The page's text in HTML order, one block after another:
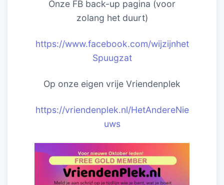
Onze FB back-up pagina (voor
zolang het duurt)
https://www.facebook.com/wijzijnhet
Spuugzat
Op onze eigen vrije Vriendenplek
https://vriendenplek.nl/HetAndereNie
uws